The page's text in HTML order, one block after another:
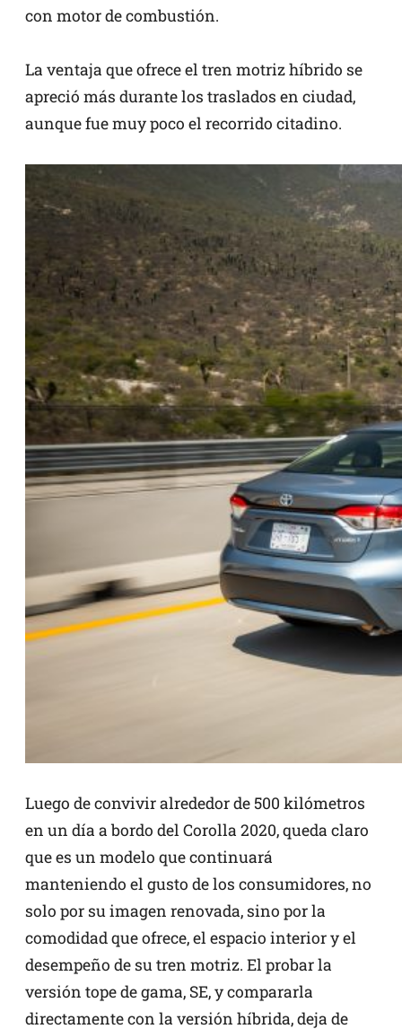
con motor de combustión.
La ventaja que ofrece el tren motriz híbrido se
apreció más durante los traslados en ciudad,
aunque fue muy poco el recorrido citadino.
Luego de convivir alrededor de 500 kilómetros
en un día a bordo del Corolla 2020, queda claro
que es un modelo que continuará
manteniendo el gusto de los consumidores, no
solo por su imagen renovada, sino por la
comodidad que ofrece, el espacio interior y el
desempeño de su tren motriz. El probar la
versión tope de gama, SE, y compararla
directamente con la versión híbrida, deja de